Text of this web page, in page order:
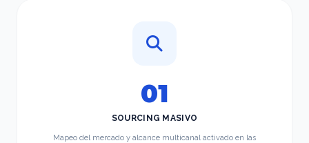
01
SOURCING MASIVO
Mapeo del mercado y alcance multicanal activado en las